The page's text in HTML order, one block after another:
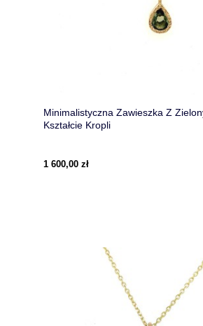
Minimalistyczna Zawieszka Z
Kształcie Kropli
1 600,00 zł